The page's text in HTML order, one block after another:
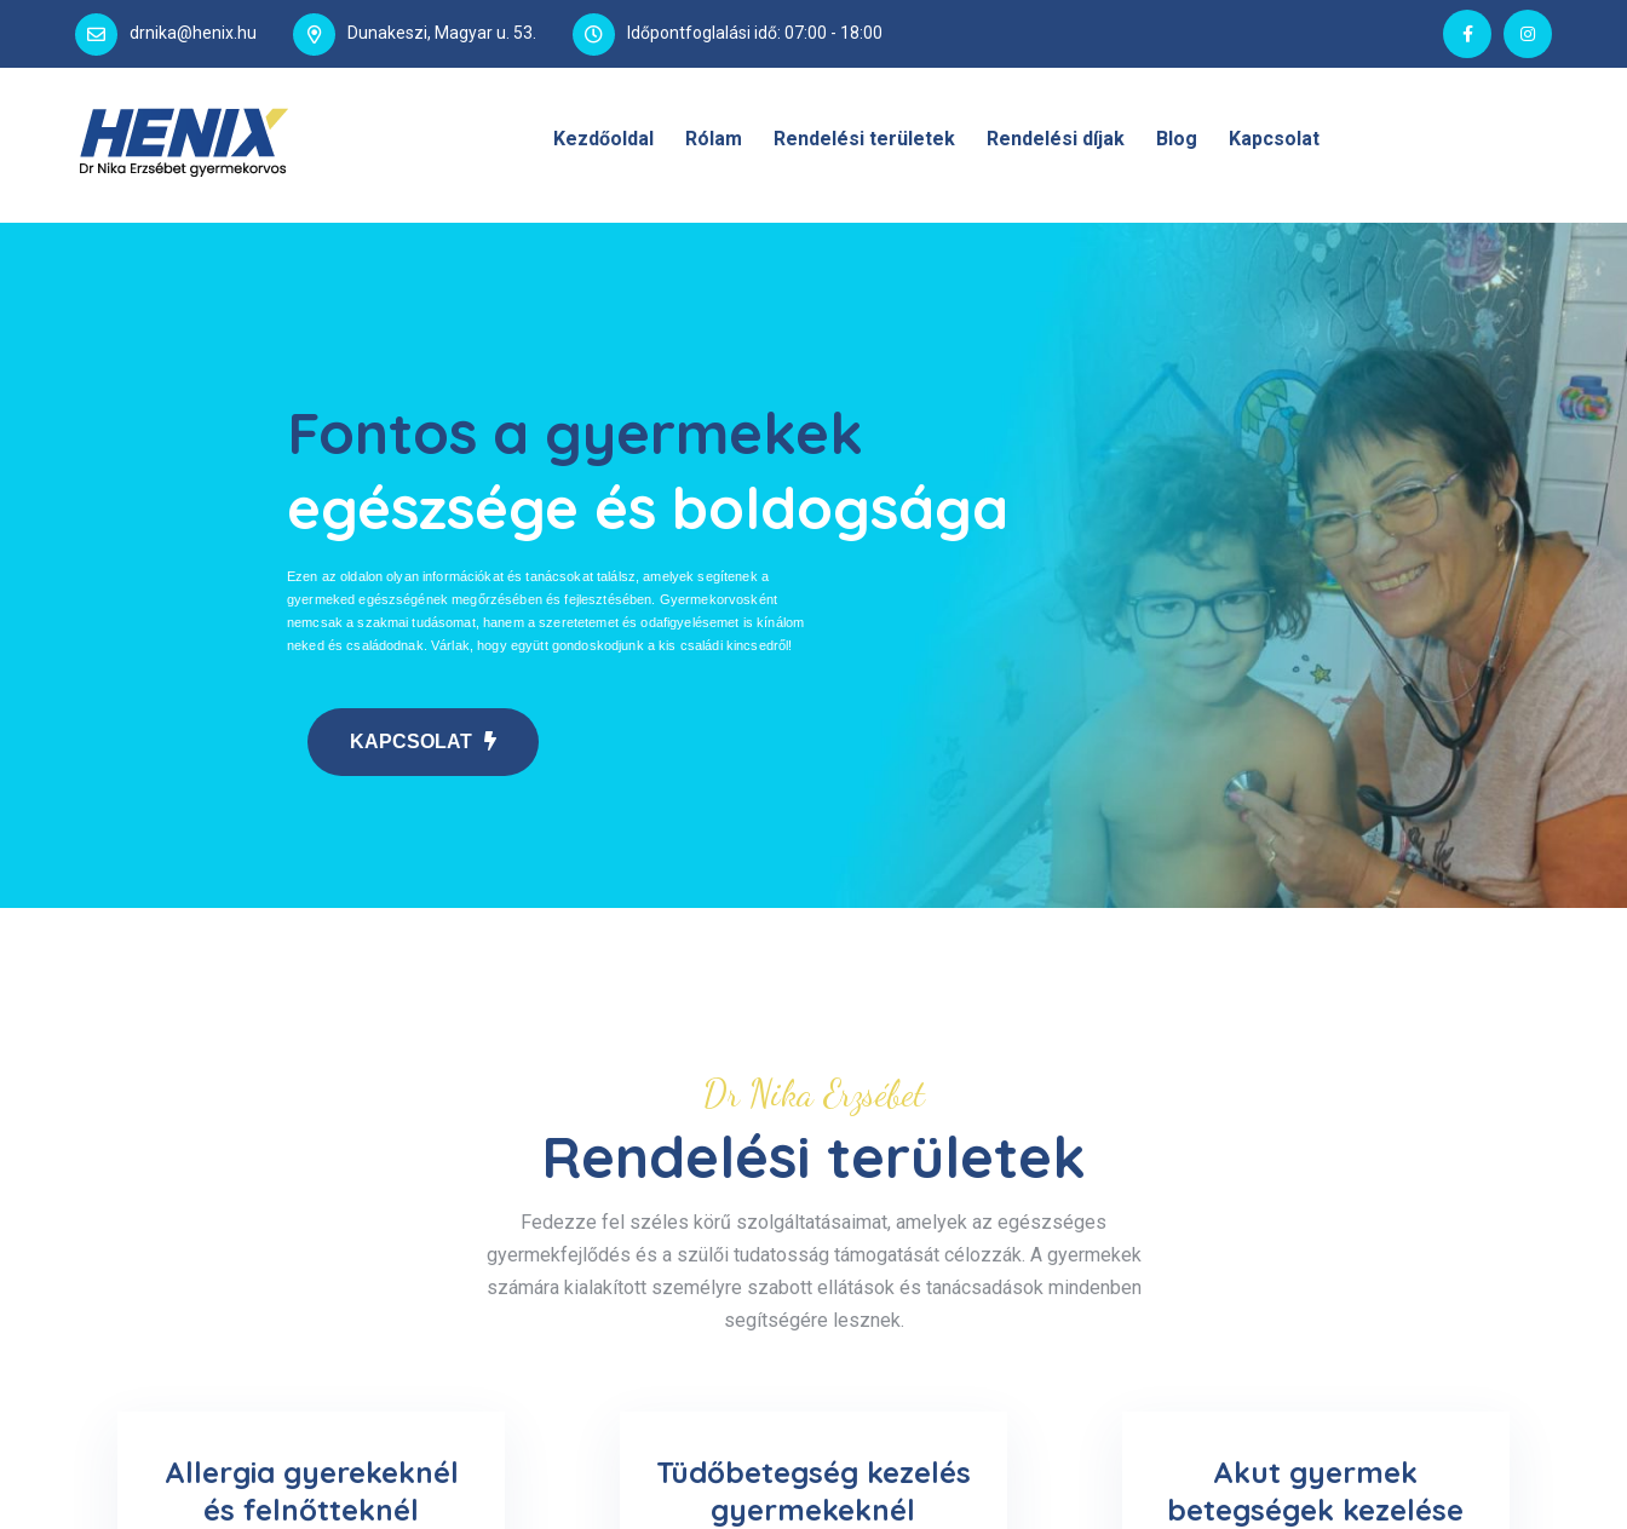
drnika@henix.hu Dunakeszi, Magyar u. 53. Időpontfoglalási idő: 07:00 - 18:00
Kezdőoldal Rólam Rendelési területek Rendelési díjak Blog Kapcsolat
Fontos a gyermekek
egészsége és boldogsága
Ezen az oldalon olyan információkat és tanácsokat találsz, amelyek segítenek a
gyermeked egészségének megőrzésében és fejlesztésében. Gyermekorvosként
nemcsak a szakmai tudásomat, hanem a szeretetemet és odafigyelésemet is kínálom
neked és családodnak. Várlak, hogy együtt gondoskodjunk a kis családi kincsedről!
KAPCSOLAT
Dr Nika Erzsébet
Rendelési területek
Fedezze fel széles körű szolgáltatásaimat, amelyek az egészséges
gyermekfejlődés és a szülői tudatosság támogatását célozzák. A gyermekek
számára kialakított személyre szabott ellátások és tanácsadások mindenben
segítségére lesznek.
Allergia gyerekeknél
és felnőtteknél
Tüdőbetegség kezelés
gyermekeknél
Akut gyermek
betegségek kezelése